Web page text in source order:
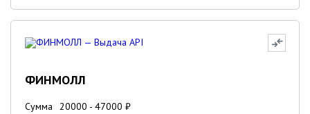
ФИНМОЛЛ
Сумма 20000 - 47000 ₽